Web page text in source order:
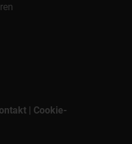
| Cookie-